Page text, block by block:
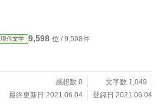
現代文学 9,598 位 / 9,598件
感想数 0
文字数 1,049
最終更新日 2021.06.04
登録日 2021.06.04